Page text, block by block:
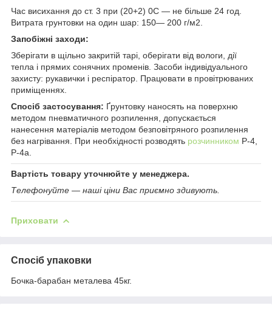
Час висихання до ст. 3 при (20+2) 0С — не більше 24 год.
Витрата грунтовки на один шар: 150— 200 г/м2.
Запобіжні заходи:
Зберігати в щільно закритій тарі, оберігати від вологи, дії
тепла і прямих сонячних променів. Засоби індивідуального
захисту: рукавички і респіратор. Працювати в провітрюваних
приміщеннях.
Спосіб застосування: Ґрунтовку наносять на поверхню
методом пневматичного розпилення, допускається
нанесення матеріалів методом безповітряного розпилення
без нагрівання. При необхідності розводять розчинником Р-4,
Р-4а.
Вартість товару уточнюйте у менеджера.
Телефонуйте — наші ціни Вас приємно здивують.
Приховати
Спосіб упаковки
Бочка-барабан металева 45кг.